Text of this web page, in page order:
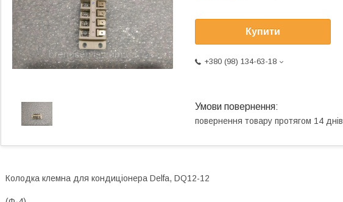
Купити
+380 (98) 134-63-18
повернення товару протягом 14 днів
Колодка клемна для кондиціонера Delfa, DQ12-12